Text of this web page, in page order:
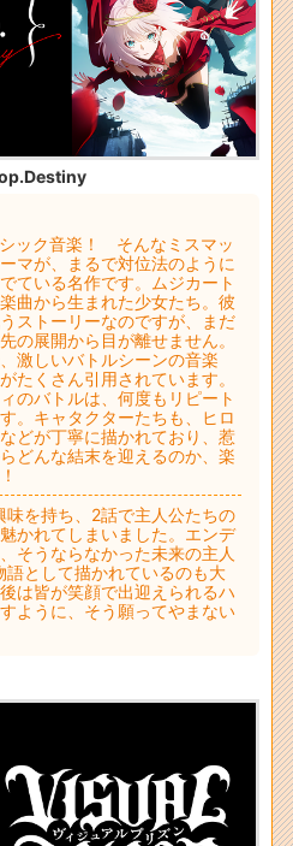
ック音楽！ そんなミスマッ
マが、まるで対位法のように
ている名作です。ムジカート
曲から生まれた少女たち。彼
ストーリーなのですが、まだ
の展開から目が離せません。
激しいバトルシーンの音楽
たくさん引用されています。
のバトルは、何度もリピート
。キャタクターたちも、ヒロ
どが丁寧に描かれており、惹
どんな結末を迎えるのか、楽
味を持ち、2話で主人公たちの
かれてしまいました。エンデ
そうならなかった未来の主人
として描かれているのも大
は皆が笑顔で出迎えられるハ
ように、そう願ってやまない